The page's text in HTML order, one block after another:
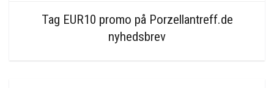
Tag EUR10 promo på Porzellantreff.de
nyhedsbrev